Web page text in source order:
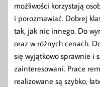
możliwości korzystają
i porozmawiać. Dobrej
tak, jak nic innego. Do
oraz w różnych cenach.
się wyjątkowo sprawnie i
zainteresowani. Prace
realizowane są szybko,